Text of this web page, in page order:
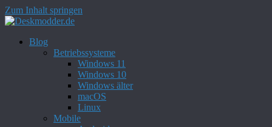
Zum Inhalt springen
Blog
Betriebssysteme
Windows 11
Windows 10
Windows älter
macOS
Linux
Mobile